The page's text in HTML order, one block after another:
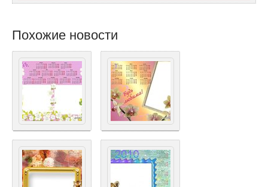
Похожие новости